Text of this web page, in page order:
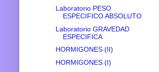
Laboratorio PESO
ESPECIFICO ABSOLUTO
Laboratorio GRAVEDAD
ESPECIFICA
HORMIGONES (II)
HORMIGONES (I)